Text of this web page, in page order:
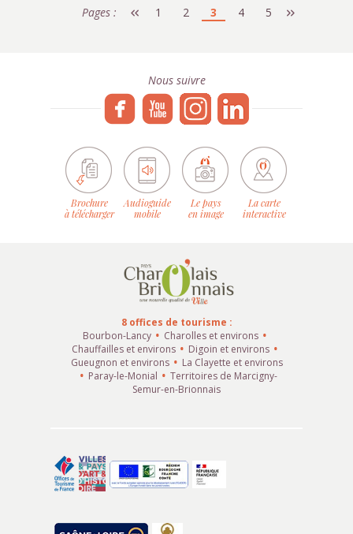
Pages : 1 2 3 4 5
Nous suivre
Brochure
à télécharger
Audioguide
mobile
Le pays
en image
La carte
interactive
8 offices de tourisme :
Bourbon-Lancy
Charolles et environs
Chauffailles et environs
Digoin et environs
Gueugnon et environs
La Clayette et environs
Paray-le-Monial
Territoires de Marcigny-
Semur-en-Brionnais